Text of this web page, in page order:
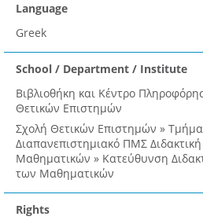
Language
Greek
School / Department / Institute
Βιβλιοθήκη και Κέντρο
Θετικών Επιστημών
Σχολή Θετικών Επιστημών »
Διαπανεπιστημιακό ΠΜΣ
Μαθηματικών » Κατεύθυνση
των Μαθηματικών
Rights